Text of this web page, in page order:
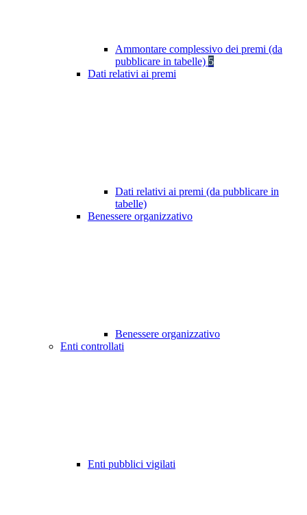
Ammontare complessivo dei premi (da
pubblicare in tabelle) 5
Dati relativi ai premi
Dati relativi ai premi (da pubblicare in
tabelle)
Benessere organizzativo
Benessere organizzativo
Enti controllati
Enti pubblici vigilati